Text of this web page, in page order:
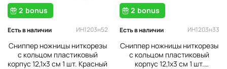
2 bonus
Есть в наличии ИН1203н52
Сниппер ножницы ниткорезы
с кольцом пластиковый
корпус 12,1х3 см 1 шт. Красный
2 bonus
Есть в наличии ИН1203н33
Сниппер ножницы ниткорезы
с кольцом пластиковый
корпус 12,1х3 см 1 шт.